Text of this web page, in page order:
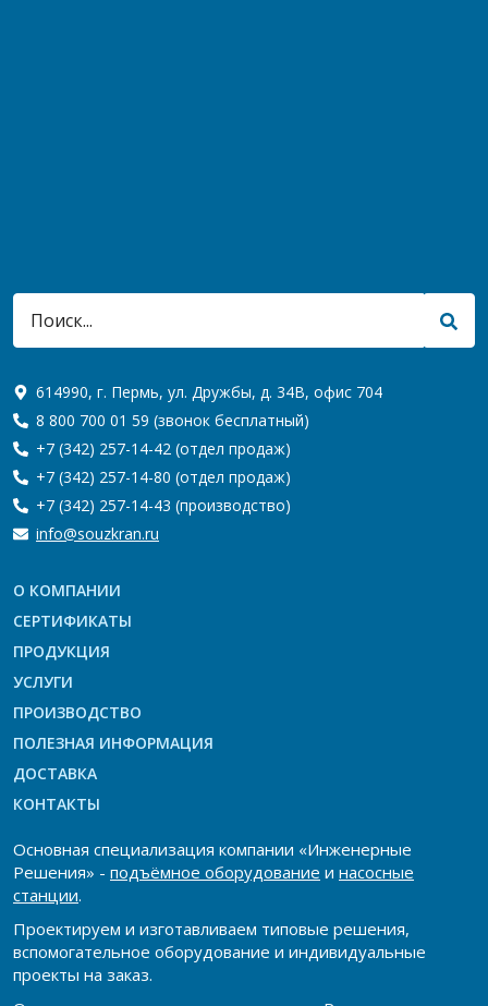
614990, г. Пермь, ул. Дружбы, д. 34В, офис 704
8 800 700 01 59 (звонок бесплатный)
+7 (342) 257-14-42 (отдел продаж)
+7 (342) 257-14-80 (отдел продаж)
+7 (342) 257-14-43 (производство)
info@souzkran.ru
О КОМПАНИИ
СЕРТИФИКАТЫ
ПРОДУКЦИЯ
УСЛУГИ
ПРОИЗВОДСТВО
ПОЛЕЗНАЯ ИНФОРМАЦИЯ
ДОСТАВКА
КОНТАКТЫ
Основная специализация компании «Инженерные
Решения» - подъёмное оборудование и насосные
станции.
Проектируем и изготавливаем типовые решения,
вспомогательное оборудование и индивидуальные
проекты на заказ.